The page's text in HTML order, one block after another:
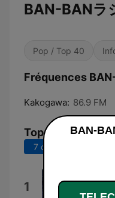
BAN-BANラ
Pop / Top 40
Fréquences
Kakogawa: 86.9 FM
Top titres
7 derniers jours
1 Sora
BAN-